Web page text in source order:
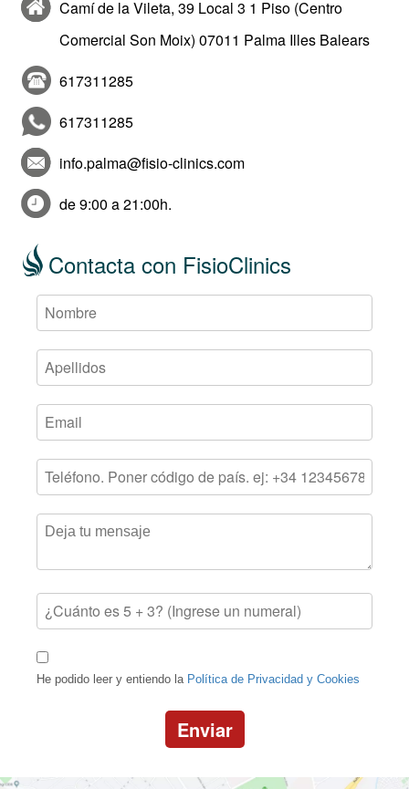
Camí de la Vileta, 39 Local 3 1 Piso (Centro
Comercial Son Moix) 07011 Palma Illes Balears
617311285
617311285
info.palma@fisio-clinics.com
de 9:00 a 21:00h.
Contacta con FisioClinics
He podido leer y entiendo la Política de Privacidad y Cookies
Enviar